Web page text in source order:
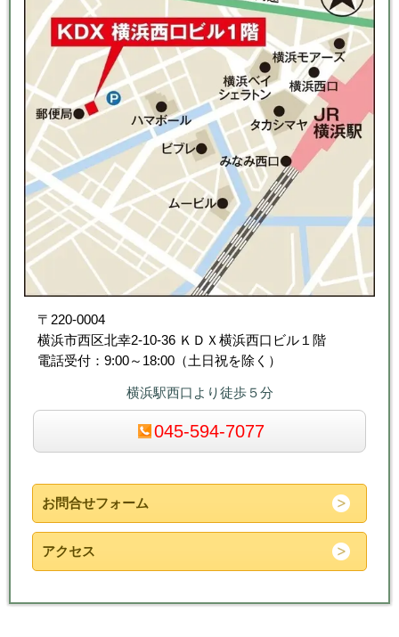
〒220-0004
横浜市西区北幸2-10-36 ＫＤＸ横浜西口ビル１階
電話受付：9:00～18:00（土日祝を除く）
横浜駅西口より徒歩５分
045-594-7077
お問合せフォーム
アクセス